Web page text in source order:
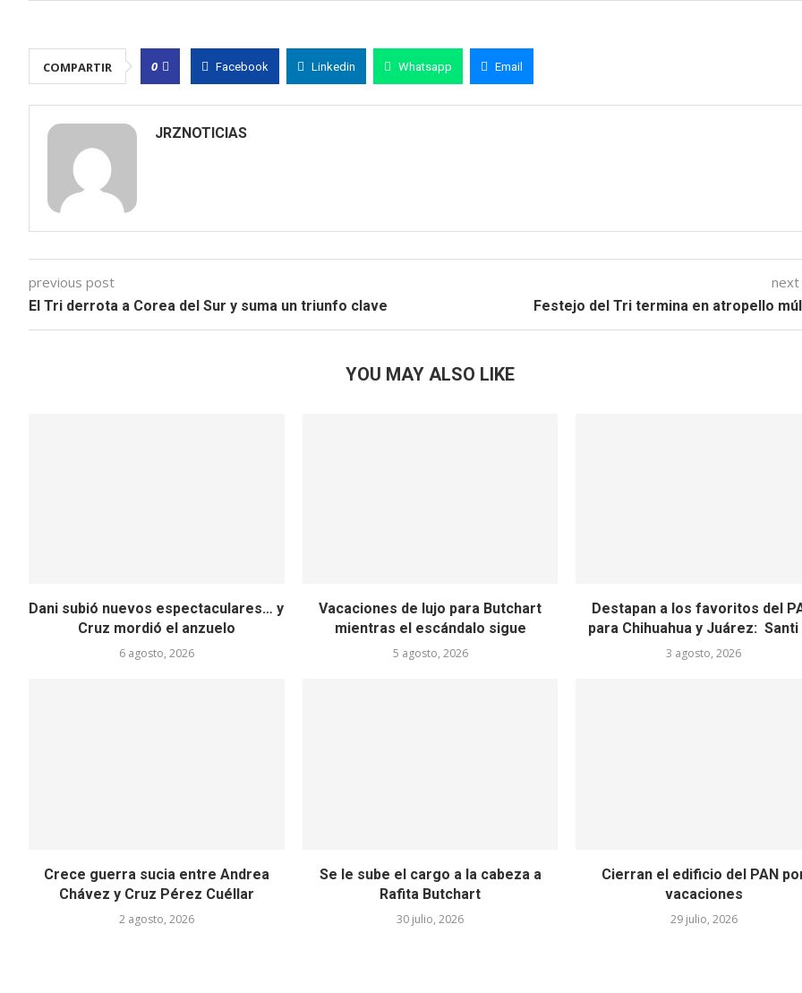
COMPARTIR 0 Facebook Linkedin Whatsapp Email
JRZNOTICIAS
previous post
El Tri derrota a Corea del Sur y suma un triunfo clave Festejo del Tri termina en atropello
YOU MAY ALSO LIKE
Dani subió nuevos espectaculares… y
Cruz mordió el anzuelo
6 agosto, 2026
Vacaciones de lujo para Butchart
mientras el escándalo sigue
5 agosto, 2026
Destapan a los favoritos del
para Chihuahua y Juárez: Santi
3 agosto, 2026
Crece guerra sucia entre Andrea
Chávez y Cruz Pérez Cuéllar
2 agosto, 2026
Se le sube el cargo a la cabeza a
Rafita Butchart
30 julio, 2026
Cierran el edificio del PAN
vacaciones
29 julio, 2026